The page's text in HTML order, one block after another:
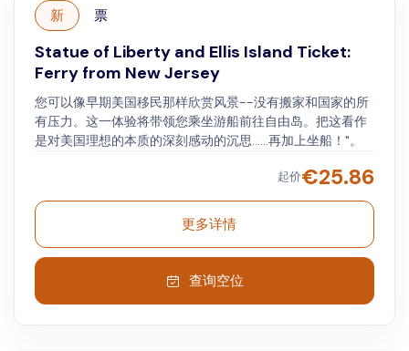
新 票
Statue of Liberty and Ellis Island Ticket:
Ferry from New Jersey
您可以像早期美国移民那样欣赏风景--没有搬家和国家的所
有压力。这一体验将带领您乘坐游船前往自由岛。把这看作
是对美国理想的本质的深刻感动的沉思......再加上坐船！"。
起价€25.86
更多详情
查询空位